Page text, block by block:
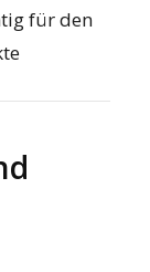
für den